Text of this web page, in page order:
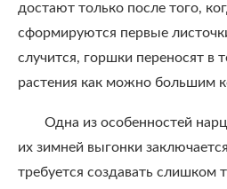
достают только после того,
сформируются первые
случится, горшки переносят в
растения как можно большим
Одна из особенностей
их зимней выгонки
требуется создавать слишком